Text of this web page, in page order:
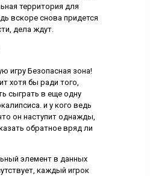
территория для
вскоре снова придется
дела ждут.
игру Безопасная зона!
хотя бы ради того,
сыграть в еще одну
и у кого ведь
он наступит однажды,
обратное вряд ли
элемент в данных
каждый игрок